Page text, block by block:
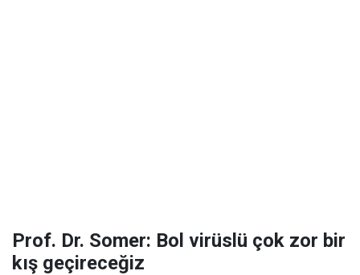
Prof. Dr. Somer: Bol virüslü çok zor bir
kış geçireceğiz